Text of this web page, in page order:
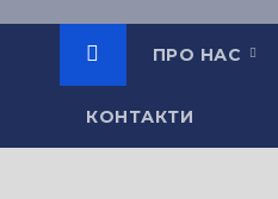
ПРО НАС
КОНТАКТИ